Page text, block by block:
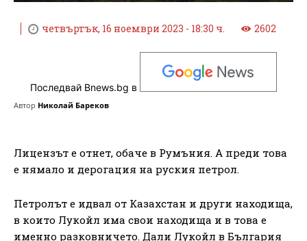
четвъртък, 16 ноември 2023 - 18:30 ч. 2602
Последвай Bnews.bg в
Автор Николай Бареков
Лицензът е отнет, обаче в Румъния. А преди това
е нямало и дерогация на руския петрол.
Петролът е идвал от Казахстан и други находища,
в които Лукойл има свои находища и в това е
именно разковничето. Дали Лукойл в България